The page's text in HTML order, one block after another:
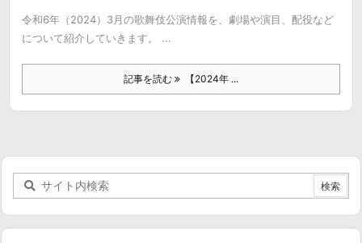
令和6年（2024）3月の歌舞伎公演情報を、劇場や演目、配役など
について紹介していきます。 ...
記事を読む 【2024年 ...